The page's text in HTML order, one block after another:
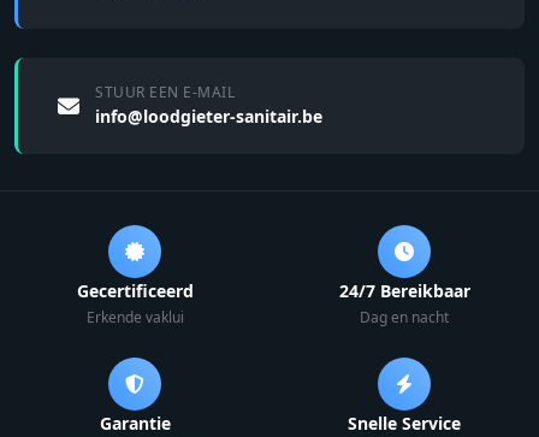
STUUR EEN E-MAIL
info@loodgieter-sanitair.be
Gecertificeerd
Erkende vaklui
24/7 Bereikbaar
Dag en nacht
Garantie Snelle Service